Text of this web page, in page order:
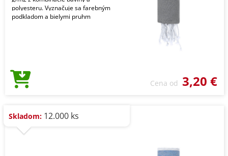
polyesteru. Vyznačuje sa farebným
podkladom a bielymi pruhm
Cena od 3,20 €
Skladom: 12.000 ks